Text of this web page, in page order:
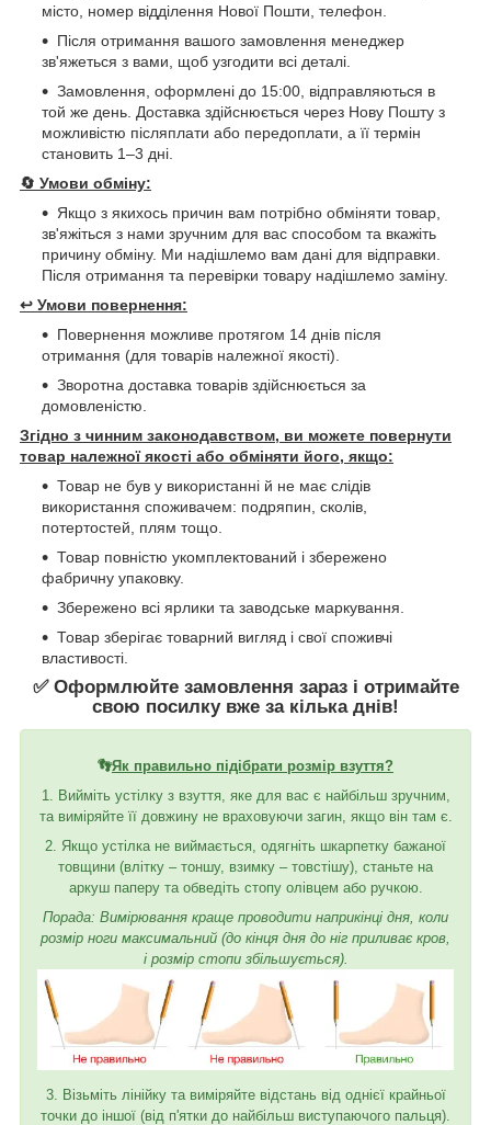
місто, номер відділення Нової Пошти, телефон.
Після отримання вашого замовлення менеджер
зв'яжеться з вами, щоб узгодити всі деталі.
Замовлення, оформлені до 15:00, відправляються в
той же день. Доставка здійснюється через Нову Пошту з
можливістю післяплати або передоплати, а її термін
становить 1–3 дні.
🔄 Умови обміну:
Якщо з якихось причин вам потрібно обміняти товар,
зв'яжіться з нами зручним для вас способом та вкажіть
причину обміну. Ми надішлемо вам дані для відправки.
Після отримання та перевірки товару надішлемо заміну.
↩️ Умови повернення:
Повернення можливе протягом 14 днів після
отримання (для товарів належної якості).
Зворотна доставка товарів здійснюється за
домовленістю.
Згідно з чинним законодавством, ви можете повернути
товар належної якості або обміняти його, якщо:
Товар не був у використанні й не має слідів
використання споживачем: подряпин, сколів,
потертостей, плям тощо.
Товар повністю укомплектований і збережено
фабричну упаковку.
Збережено всі ярлики та заводське маркування.
Товар зберігає товарний вигляд і свої споживчі
властивості.
✅ Оформлюйте замовлення зараз і отримайте
свою посилку вже за кілька днів!
👣Як правильно підібрати розмір взуття?
1. Вийміть устілку з взуття, яке для вас є найбільш зручним,
та виміряйте її довжину не враховуючи загин, якщо він там є.
2. Якщо устілка не виймається, одягніть шкарпетку бажаної
товщини (влітку – тоншу, взимку – товстішу), станьте на
аркуш паперу та обведіть стопу олівцем або ручкою.
Порада: Вимірювання краще проводити наприкінці дня, коли
розмір ноги максимальний (до кінця дня до ніг приливає кров,
і розмір стопи збільшується).
3. Візьміть лінійку та виміряйте відстань від однієї крайньої
точки до іншої (від п'ятки до найбільш виступаючого пальця).